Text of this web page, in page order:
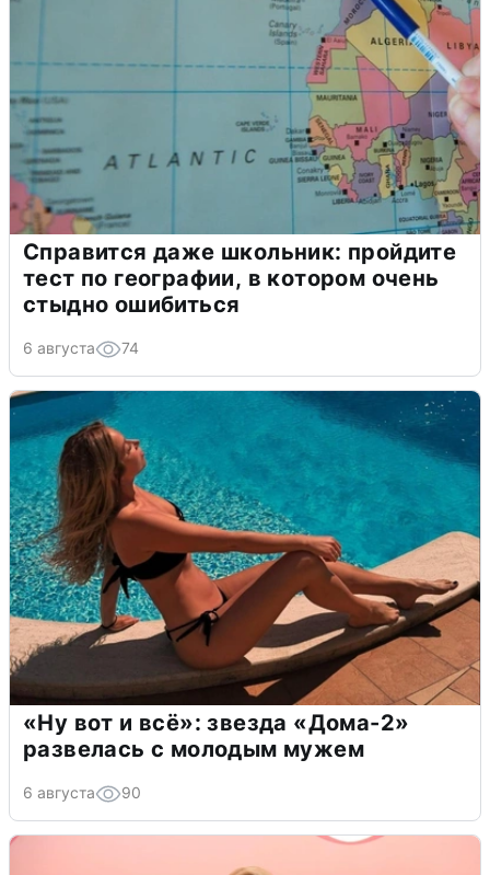
Справится даже школьник: пройдите
тест по географии, в котором очень
стыдно ошибиться
6 августа 74
«Ну вот и всё»: звезда «Дома-2»
развелась с молодым мужем
6 августа 90